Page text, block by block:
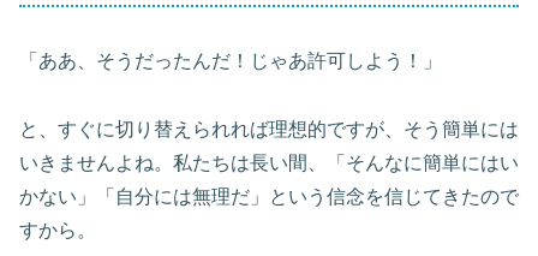
「ああ、そうだったんだ！じゃあ許可しよう！」
と、すぐに切り替えられれば理想的ですが、そう簡単には
いきませんよね。私たちは長い間、「そんなに簡単にはい
かない」「自分には無理だ」という信念を信じてきたので
すから。